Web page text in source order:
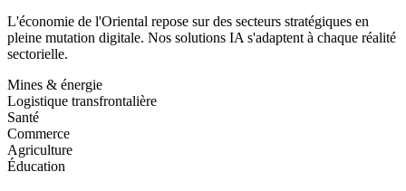
L'économie de l'Oriental repose sur des secteurs stratégiques en
pleine mutation digitale. Nos solutions IA s'adaptent à chaque réalité
sectorielle.
Mines & énergie
Logistique transfrontalière
Santé
Commerce
Agriculture
Éducation